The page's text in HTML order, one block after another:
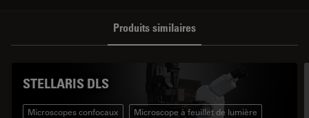
Produits similaires
STELLARIS DLS
Microscopes confocaux Microscope à feuillet de lumière